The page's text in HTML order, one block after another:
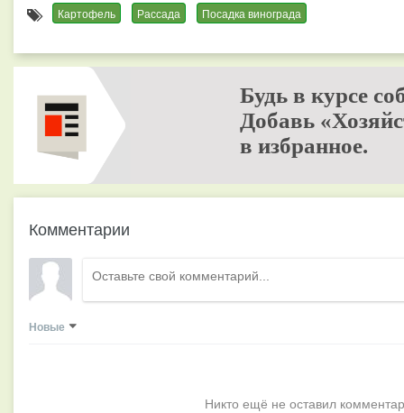
Картофель Рассада Посадка винограда
Будь в курсе
Добавь
в избранное.
Комментарии
Новые
Никто ещё не оставил